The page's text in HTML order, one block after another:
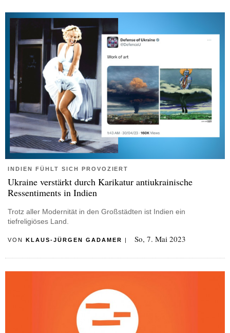
INDIEN FÜHLT SICH PROVOZIERT
Ukraine verstärkt durch Karikatur antiukrainische
Ressentiments in Indien
Trotz aller Modernität in den Großstädten ist Indien ein
tiefreligiöses Land.
VON KLAUS-JÜRGEN GADAMER | So, 7. Mai 2023